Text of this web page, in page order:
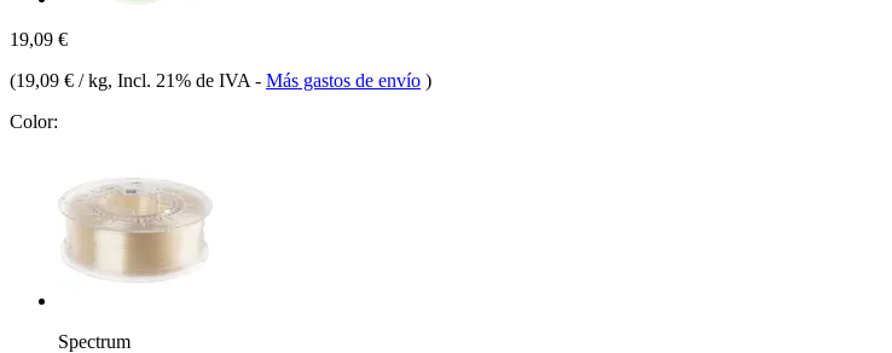
19,09 €
(19,09 € / kg, Incl. 21% de IVA - Más gastos de envío )
Color:
Spectrum